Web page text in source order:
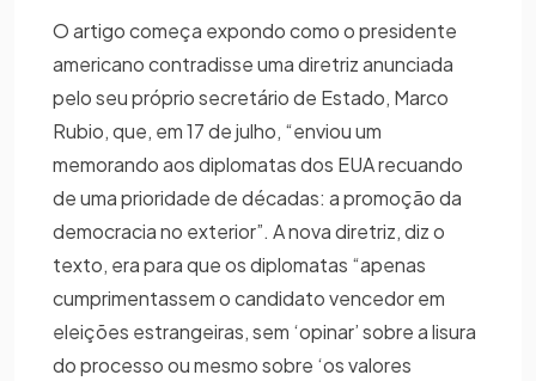
O artigo começa expondo como o presidente
americano contradisse uma diretriz anunciada
pelo seu próprio secretário de Estado, Marco
Rubio, que, em 17 de julho, “enviou um
memorando aos diplomatas dos EUA recuando
de uma prioridade de décadas: a promoção da
democracia no exterior”. A nova diretriz, diz o
texto, era para que os diplomatas “apenas
cumprimentassem o candidato vencedor em
eleições estrangeiras, sem ‘opinar’ sobre a lisura
do processo ou mesmo sobre ‘os valores